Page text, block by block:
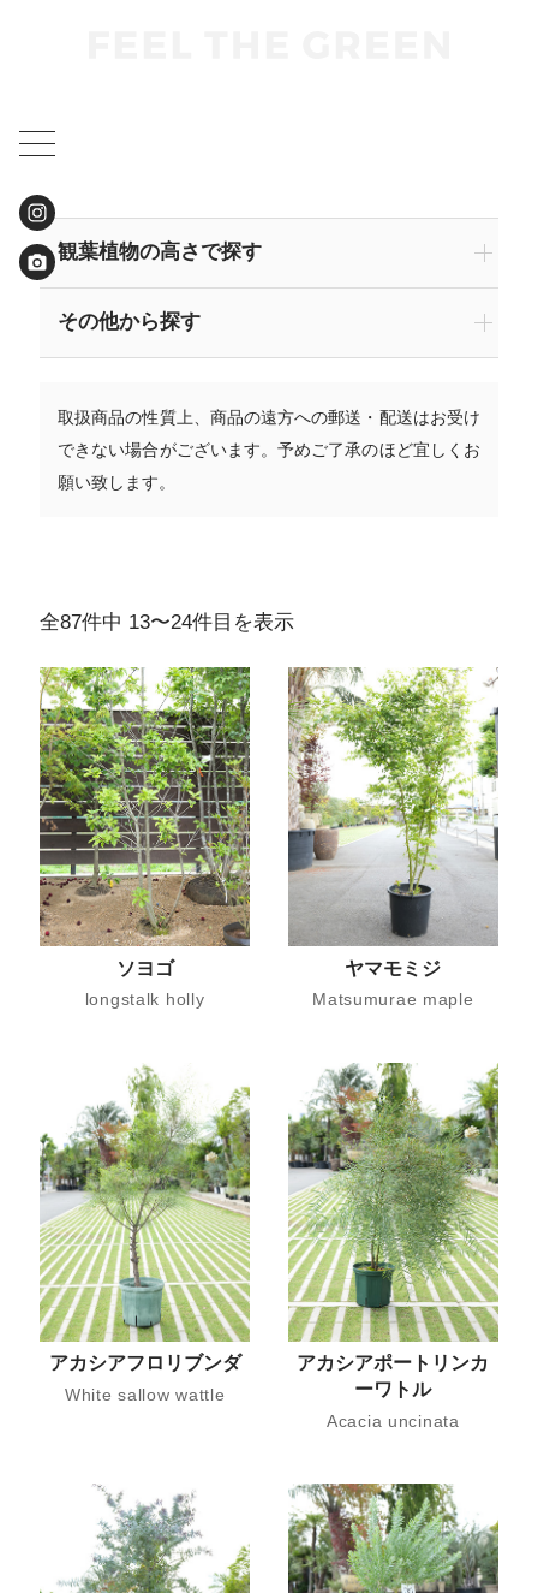
観葉植物の高さで探す
その他から探す
取扱商品の性質上、商品の遠方への郵送・配送はお受け
できない場合がございます。予めご了承のほど宜しくお
願い致します。
全87件中 13〜24件目を表示
ソヨゴ
longstalk holly
ヤマモミジ
Matsumurae maple
アカシアフロリブンダ
White sallow wattle
アカシアポートリンカ
ーワトル
Acacia uncinata